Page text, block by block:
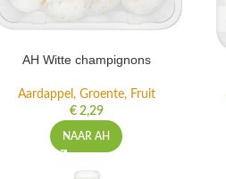
AH Witte champignons
Aardappel, Groente, Fruit
€2,29
NAAR AH